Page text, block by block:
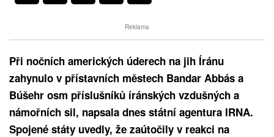
Reklama
Při nočních amerických úderech na jih Íránu
zahynulo v přístavních městech Bandar Abbás a
Búšehr osm příslušníků íránských vzdušných a
námořních sil, napsala dnes státní agentura IRNA.
Spojené státy uvedly, že zaútočily v reakci na